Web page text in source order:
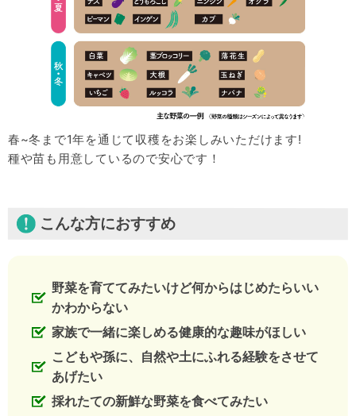
春~冬まで1年を通じて収穫をお楽しみいただけます!
種や苗も用意しているので安心です！
こんな方におすすめ
野菜を育ててみたいけど何からはじめたらいい
かわからない
家族で一緒に楽しめる健康的な趣味がほしい
こどもや孫に、自然や土にふれる経験をさせて
あげたい
採れたての新鮮な野菜を食べてみたい